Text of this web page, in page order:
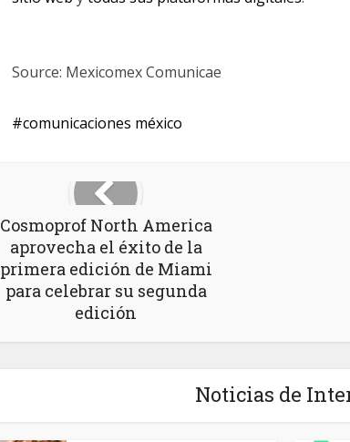
Source: Mexicomex Comunicae
comunicaciones méxico
Cosmoprof North America
aprovecha el éxito de la
primera edición de Miami
para celebrar su segunda
edición
Noticias de